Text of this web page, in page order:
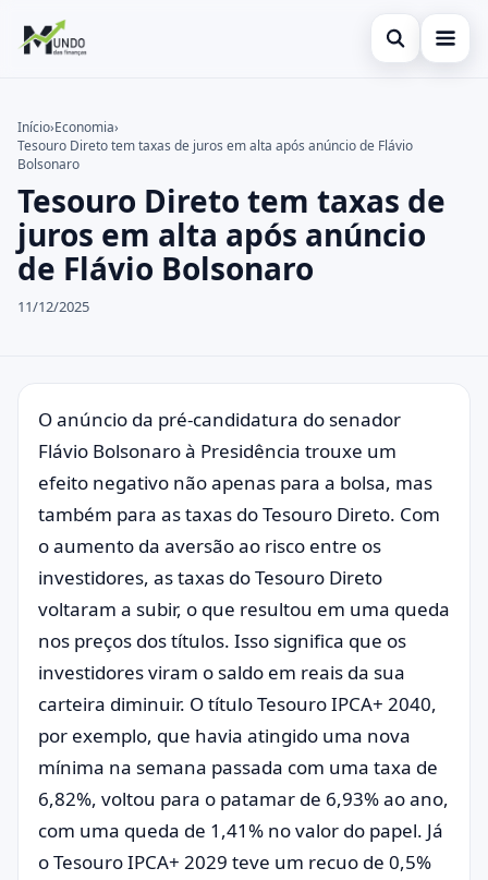
Abrir busca
Economia
Finanças
Buscar no site
Buscar por:
Pressione Enter para buscar ou ESC para fechar.
Início›Economia›
Tesouro Direto tem taxas de juros em alta após anúncio de Flávio
Bolsonaro
Tesouro Direto tem taxas de
juros em alta após anúncio
de Flávio Bolsonaro
11/12/2025
O anúncio da pré-candidatura do senador
Flávio Bolsonaro à Presidência trouxe um
efeito negativo não apenas para a bolsa, mas
também para as taxas do Tesouro Direto. Com
o aumento da aversão ao risco entre os
investidores, as taxas do Tesouro Direto
voltaram a subir, o que resultou em uma queda
nos preços dos títulos. Isso significa que os
investidores viram o saldo em reais da sua
carteira diminuir. O título Tesouro IPCA+ 2040,
por exemplo, que havia atingido uma nova
mínima na semana passada com uma taxa de
6,82%, voltou para o patamar de 6,93% ao ano,
com uma queda de 1,41% no valor do papel. Já
o Tesouro IPCA+ 2029 teve um recuo de 0,5%